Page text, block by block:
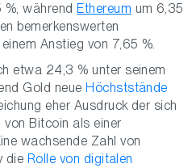
während Ethereum um 6,35
bemerkenswerten
Anstieg von 7,65 %.
etwa 24,3 % unter seinem
Gold neue Höchststände
eher Ausdruck der sich
Bitcoin als einer
wachsende Zahl von
die Rolle von digitalen